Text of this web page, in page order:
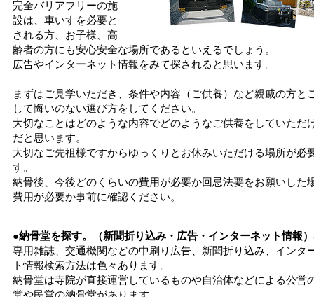
完全バリアフリーの施
設は、車いすを必要と
される方、お子様、高
齢者の方にも安心安全な場所であるといえるでしょう。
広告やインターネット情報をみて探されると思います。
まずはご見学いただき、条件や内容（ご供養）など親戚の方と
して悔いのない選び方をしてください。
大切なことはどのような内容でどのようなご供養をしていただ
だと思います。
大切なご先祖様ですからゆっくりとお休みいただける場所が必
す。
納骨後、今後どのくらいの費用が必要か回忌法要をお願いした
費用が必要か事前に確認ください。
●納骨堂を探す。（新聞折り込み・広告・インターネット情報
専用雑誌、交通機関などの中刷り広告、新聞折り込み、インタ
ト情報検索方法は色々あります。
納骨堂は寺院が直接運営しているものや自治体などによる公営
堂や民営の納骨堂があります。